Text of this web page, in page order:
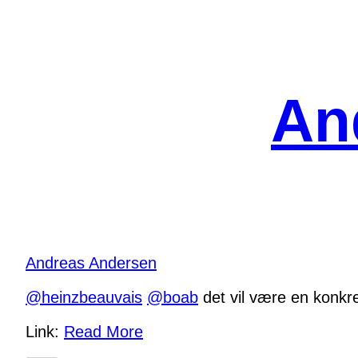
Andreas Andersen
@heinzbeauvais @boab det vil være en
Link: Read More